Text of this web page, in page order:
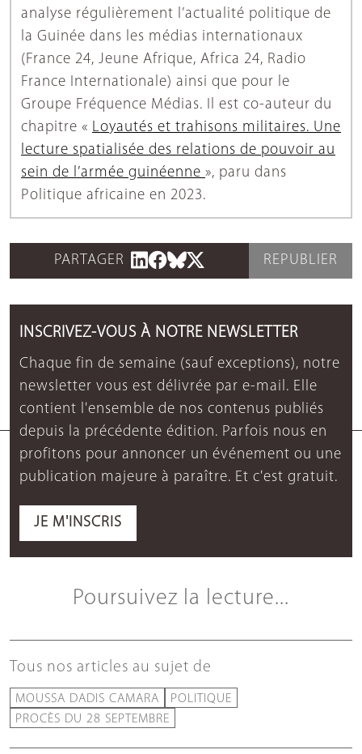
analyse régulièrement l’actualité politique de
la Guinée dans les médias internationaux
(France 24, Jeune Afrique, Africa 24, Radio
France Internationale) ainsi que pour le
Groupe Fréquence Médias. Il est co-auteur du
chapitre « Loyautés et trahisons militaires. Une
lecture spatialisée des relations de pouvoir au
sein de l’armée guinéenne », paru dans
Politique africaine en 2023.
PARTAGER REPUBLIER
INSCRIVEZ-VOUS À NOTRE NEWSLETTER
Chaque fin de semaine (sauf exceptions), notre
newsletter vous est délivrée par e-mail. Elle
contient l'ensemble de nos contenus publiés
depuis la précédente édition. Parfois nous en
profitons pour annoncer un événement ou une
publication majeure à paraître. Et c'est gratuit.
JE M'INSCRIS
Poursuivez la lecture...
Tous nos articles au sujet de
MOUSSA DADIS CAMARA
POLITIQUE
PROCÈS DU 28 SEPTEMBRE